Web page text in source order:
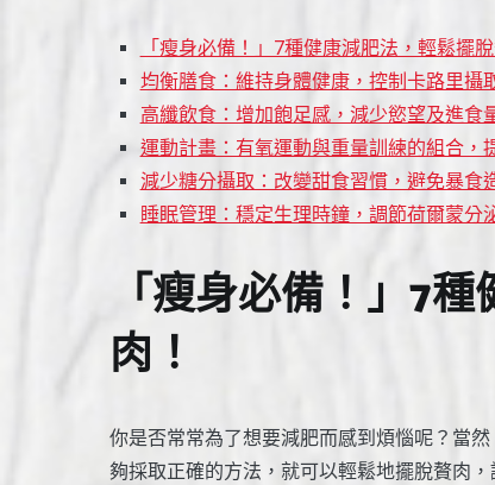
「瘦身必備！」7種健康減肥法，輕鬆擺脫
均衡膳食：維持身體健康，控制卡路里攝
高纖飲食：增加飽足感，減少慾望及進食
運動計畫：有氧運動與重量訓練的組合，
減少糖分攝取：改變甜食習慣，避免暴食
睡眠管理：穩定生理時鐘，調節荷爾蒙分
「瘦身必備！」7
肉！
你是否常常為了想要減肥而感到煩惱呢？當
夠採取正確的方法，就可以輕鬆地擺脫贅肉